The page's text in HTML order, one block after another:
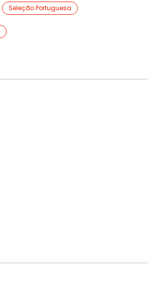
Seleção Portuguesa